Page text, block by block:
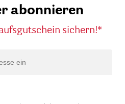
abonnieren
sichern!*